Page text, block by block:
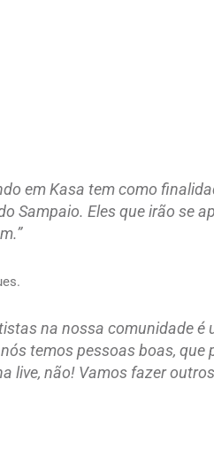
em Kasa tem como
Sampaio. Eles que irão se
na nossa comunidade
temos pessoas boas,
live, não! Vamos fazer